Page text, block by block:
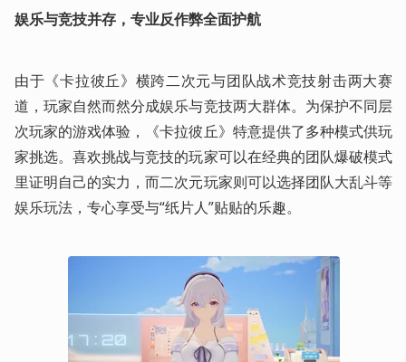
娱乐与竞技并存，专业反作弊全面护航
由于《卡拉彼丘》横跨二次元与团队战术竞技射击两大赛
道，玩家自然而然分成娱乐与竞技两大群体。为保护不同层
次玩家的游戏体验，《卡拉彼丘》特意提供了多种模式供玩
家挑选。喜欢挑战与竞技的玩家可以在经典的团队爆破模式
里证明自己的实力，而二次元玩家则可以选择团队大乱斗等
娱乐玩法，专心享受与“纸片人”贴贴的乐趣。